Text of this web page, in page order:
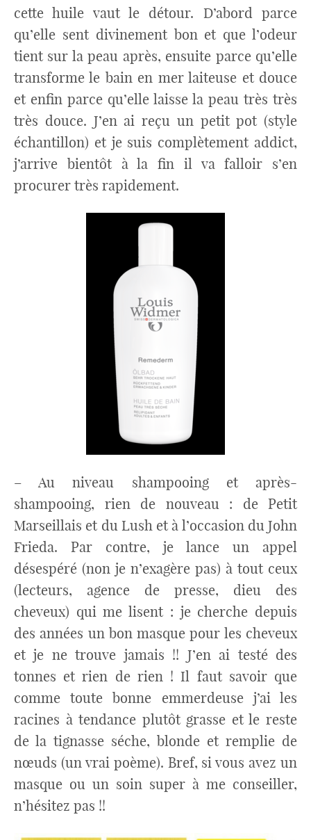
cette huile vaut le détour. D’abord parce
qu’elle sent divinement bon et que l’odeur
tient sur la peau après, ensuite parce qu’elle
transforme le bain en mer laiteuse et douce
et enfin parce qu’elle laisse la peau très très
très douce. J’en ai reçu un petit pot (style
échantillon) et je suis complètement addict,
j’arrive bientôt à la fin il va falloir s’en
procurer très rapidement.
– Au niveau shampooing et après-
shampooing, rien de nouveau : de Petit
Marseillais et du Lush et à l’occasion du John
Frieda. Par contre, je lance un appel
désespéré (non je n’exagère pas) à tout ceux
(lecteurs, agence de presse, dieu des
cheveux) qui me lisent : je cherche depuis
des années un bon masque pour les cheveux
et je ne trouve jamais !! J’en ai testé des
tonnes et rien de rien ! Il faut savoir que
comme toute bonne emmerdeuse j’ai les
racines à tendance plutôt grasse et le reste
de la tignasse séche, blonde et remplie de
nœuds (un vrai poème). Bref, si vous avez un
masque ou un soin super à me conseiller,
n’hésitez pas !!